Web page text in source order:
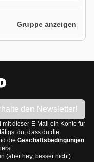
Gruppe anzeigen
den Newsletter!
dieser E-Mail ein Konto für
du, dass du die
die Geschäftsbedingungen
(aber hey, besser nicht).